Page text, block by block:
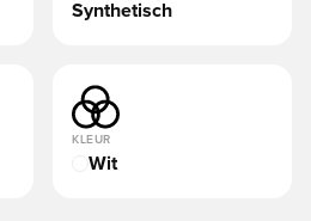
Synthetisch
KLEUR
Wit